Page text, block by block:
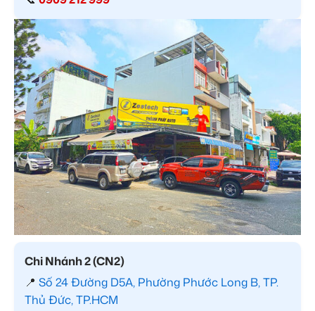
Chi Nhánh 2 (CN2)
📍 Số 24 Đường D5A, Phường Phước Long B, TP.
Thủ Đức, TP.HCM